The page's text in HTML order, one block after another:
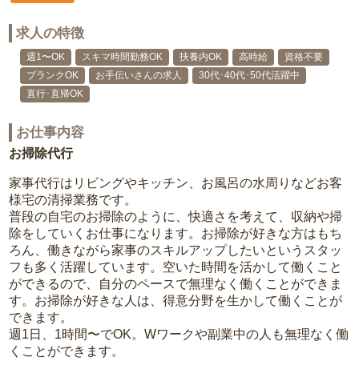
求人の特徴
週1〜OK スキマ時間勤務OK 扶養内OK 高時給
資格不要
ブランクOK
お手伝いさんの求人
30代･40代･50代活躍中
直行･直帰OK
お仕事内容
お掃除代行
家事代行はリビングやキッチン、お風呂の水周りなどお客
様宅の清掃業務です。
普段の自宅のお掃除のように、快適さを考えて、収納や掃
除をしていくお仕事になります。お掃除が好きな方はもち
ろん、働きながら家事のスキルアップしたいというスタッ
フも多く活躍しています。空いた時間を活かして働くこと
ができるので、自分のペースで無理なく働くことができま
す。お掃除が好きな人は、得意分野を生かして働くことが
できます。
週1日、1時間〜でOK。Wワークや副業中の人も無理なく働
くことができます。